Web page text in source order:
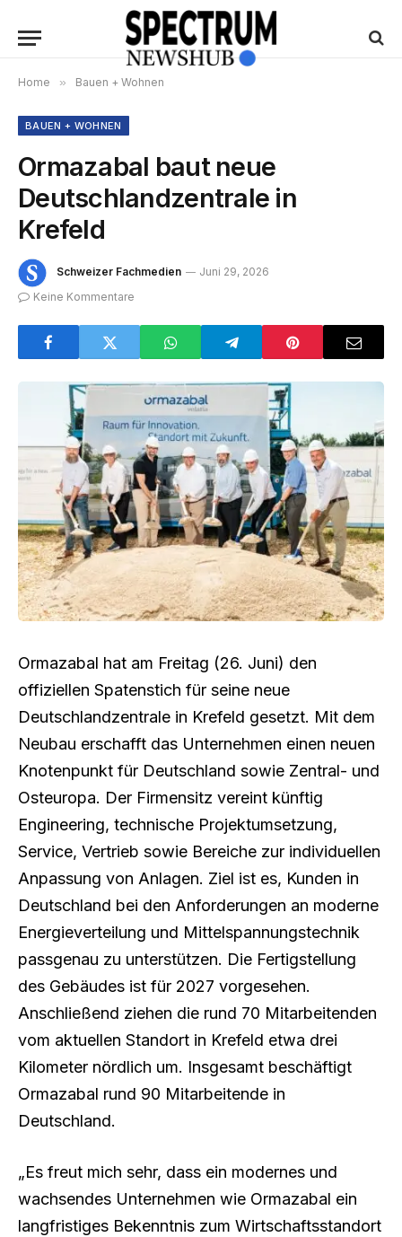
Home » Bauen + Wohnen
BAUEN + WOHNEN
Ormazabal baut neue
Deutschlandzentrale in
Krefeld
Schweizer Fachmedien
Juni 29, 2026
Keine Kommentare
Ormazabal hat am Freitag (26. Juni) den
offiziellen Spatenstich für seine neue
Deutschlandzentrale in Krefeld gesetzt. Mit dem
Neubau erschafft das Unternehmen einen neuen
Knotenpunkt für Deutschland sowie Zentral- und
Osteuropa. Der Firmensitz vereint künftig
Engineering, technische Projektumsetzung,
Service, Vertrieb sowie Bereiche zur individuellen
Anpassung von Anlagen. Ziel ist es, Kunden in
Deutschland bei den Anforderungen an moderne
Energieverteilung und Mittelspannungstechnik
passgenau zu unterstützen. Die Fertigstellung
des Gebäudes ist für 2027 vorgesehen.
Anschließend ziehen die rund 70 Mitarbeitenden
vom aktuellen Standort in Krefeld etwa drei
Kilometer nördlich um. Insgesamt beschäftigt
Ormazabal rund 90 Mitarbeitende in
Deutschland.
„Es freut mich sehr, dass ein modernes und
wachsendes Unternehmen wie Ormazabal ein
langfristiges Bekenntnis zum Wirtschaftsstandort